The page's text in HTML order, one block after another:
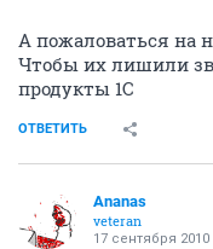
А пожаловаться на
Чтобы их лишили
продукты 1С
ОТВЕТИТЬ
Ananas
veteran
17 сентября 2010